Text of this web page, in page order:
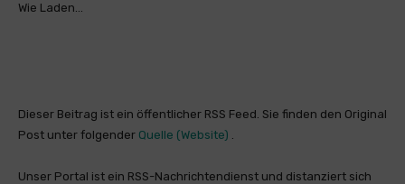
Wie Laden…
Dieser Beitrag ist ein öffentlicher RSS Feed. Sie finden den Original
Post unter folgender Quelle (Website) .
Unser Portal ist ein RSS-Nachrichtendienst und distanziert sich